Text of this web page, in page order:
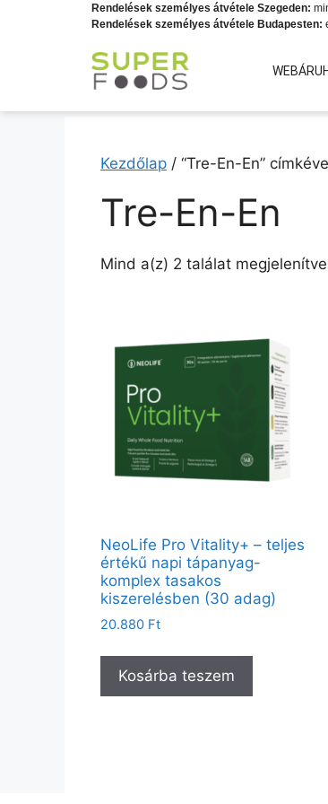
Rendelések személyes átvétele Szegeden:
Rendelések személyes átvétele Budapesten:
Kezdőlap / “Tre-En-En”
Tre-En-En
Mind a(z) 2 találat megjelenítve
NeoLife Pro Vitality+ – teljes
értékű napi tápanyag-
komplex tasakos
kiszerelésben (30 adag)
20.880 Ft
Kosárba teszem